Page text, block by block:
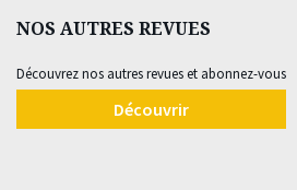
NOS AUTRES REVUES
Découvrez nos autres revues et abonnez-vous
Découvrir